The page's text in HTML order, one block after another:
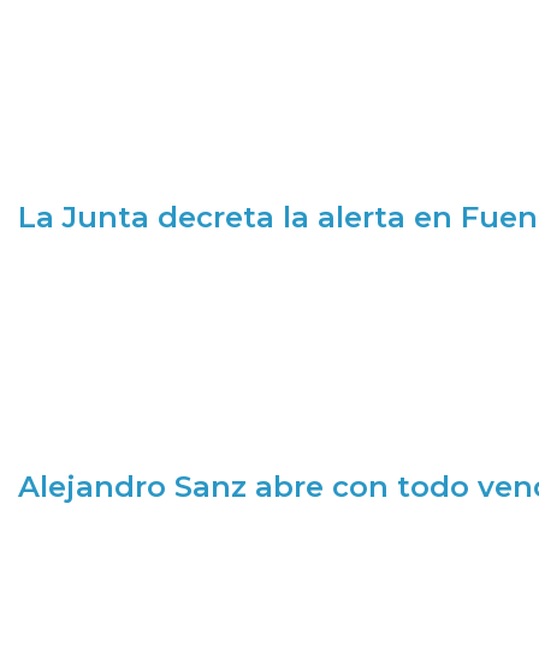
La Junta decreta la alerta en
Alejandro Sanz abre con todo